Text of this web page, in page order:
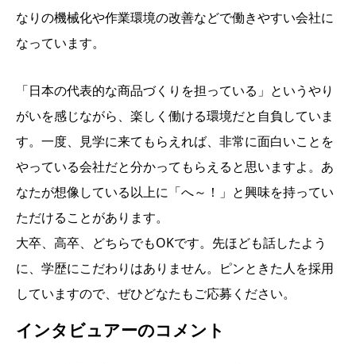
なりの機械化や作業環境の改善などで働きやすい会社に
なっています。
「日本の代表的な商品づくりを担っている」というやり
がいを感じながら、楽しく働ける環境だと自負していま
す。一度、見学に来てもらえれば、非常に面白いことを
やっている会社だと分かってもらえると思いますよ。あ
なたが想像している以上に「へ～！」と興味を持ってい
ただけることがあります。
大卒、高卒、どちらでもOKです。先ほども話したよう
に、学歴にこだわりはありません。ピンときた人を採用
していますので、ぜひどなたもご応募ください。
インタビュアーのコメント